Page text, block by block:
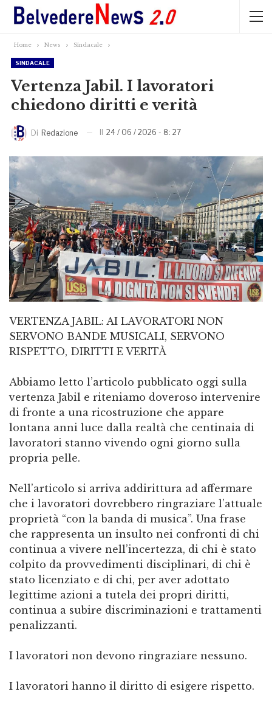
Home News Sindacale
SINDACALE
Vertenza Jabil. I lavoratori
chiedono diritti e verità
Di Redazione 24 / 06 / 2026 - 8: 27
VERTENZA JABIL: AI LAVORATORI NON
SERVONO BANDE MUSICALI, SERVONO
RISPETTO, DIRITTI E VERITÀ
Abbiamo letto l’articolo pubblicato oggi sulla
vertenza Jabil e riteniamo doveroso intervenire
di fronte a una ricostruzione che appare
lontana anni luce dalla realtà che centinaia di
lavoratori stanno vivendo ogni giorno sulla
propria pelle.
Nell’articolo si arriva addirittura ad affermare
che i lavoratori dovrebbero ringraziare l’attuale
proprietà “con la banda di musica”. Una frase
che rappresenta un insulto nei confronti di chi
continua a vivere nell’incertezza, di chi è stato
colpito da provvedimenti disciplinari, di chi è
stato licenziato e di chi, per aver adottato
legittime azioni a tutela dei propri diritti,
continua a subire discriminazioni e trattamenti
penalizzanti.
I lavoratori non devono ringraziare nessuno.
I lavoratori hanno il diritto di esigere rispetto.